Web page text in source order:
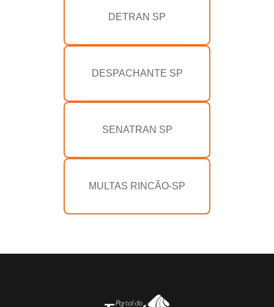
DETRAN SP
DESPACHANTE SP
SENATRAN SP
MULTAS RINCÃO-SP